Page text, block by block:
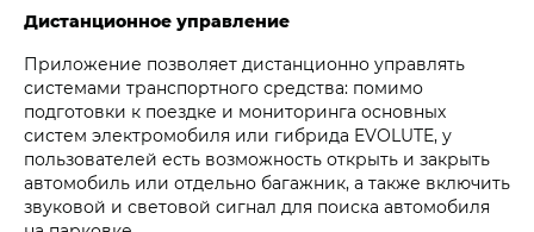
Дистанционное управление
Приложение позволяет дистанционно управлять
системами транспортного средства: помимо
подготовки к поездке и мониторинга основных
систем электромобиля или гибрида EVOLUTE, у
пользователей есть возможность открыть и закрыть
автомобиль или отдельно багажник, а также включить
звуковой и световой сигнал для поиска автомобиля